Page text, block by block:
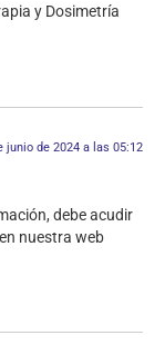
y Dosimetría
junio de 2024 a las 05:12
debe acudir
nuestra web